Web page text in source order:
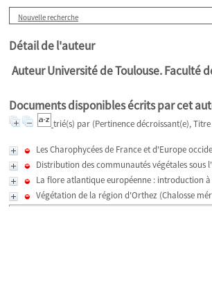
Nouvelle recherche
Détail de l'auteur
Auteur Université de Toulouse. Faculté
Documents disponibles écrits par cet
trié(s) par (Pertinence décroissant(e),
Les Charophycées de France et d'Europe
Distribution des communautés végétales sous
La flore atlantique européenne : introduction
Végétation de la région d'Orthez (Chalosse